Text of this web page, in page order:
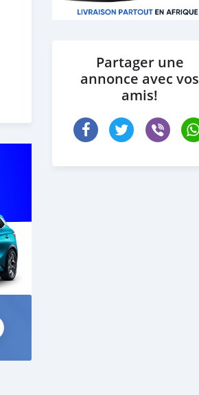
Partager une
annonce avec vos
amis!